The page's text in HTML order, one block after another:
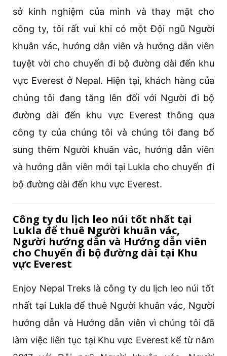
sở kinh nghiệm của mình và thay mặt cho
công ty, tôi rất vui khi có một Đội ngũ Người
khuân vác, hướng dẫn viên và hướng dẫn viên
tuyệt vời cho chuyến đi bộ đường dài đến khu
vực Everest ở Nepal. Hiện tại, khách hàng của
chúng tôi đang tăng lên đối với Người đi bộ
đường dài đến khu vực Everest thông qua
công ty của chúng tôi và chúng tôi đang bổ
sung thêm Người khuân vác, hướng dẫn viên
và hướng dẫn viên mới tại Lukla cho chuyến đi
bộ đường dài đến khu vực Everest.
Công ty du lịch leo núi tốt nhất tại
Lukla để thuê Người khuân vác,
Người hướng dẫn và Hướng dẫn viên
cho Chuyến đi bộ đường dài tại Khu
vực Everest
Enjoy Nepal Treks là công ty du lịch leo núi tốt
nhất tại Lukla để thuê Người khuân vác, Người
hướng dẫn và Hướng dẫn viên vì chúng tôi đã
làm việc liên tục tại Khu vực Everest kể từ năm